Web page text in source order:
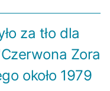
za tło dla
Zora
około 1979